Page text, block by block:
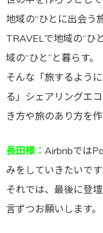
地域の“ひとに出会う
TRAVELで地域の“ひ
域の“ひと”と暮らす。
そんな「旅するよう
る」シェアリングエ
き方や旅のあり方を
長田様 ： Airbnbでは
みをしていきたいです
それでは、最後に登
言ずつお願いします。